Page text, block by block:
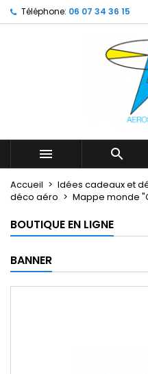
Téléphone: 06 07 34 36 15
 
Accueil Idées cadeaux et
déco aéro
Mappe monde
BOUTIQUE EN LIGNE
BANNER
My wishlists
Create new list
Créer une liste
Nom de la liste d'envies
Connexion
Vous devez être